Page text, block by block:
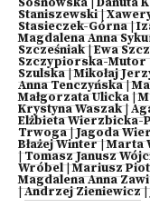
Sosnowska|Danuta
Staniszewski|
Stasieczek-Górna|
Magdalena Anna
Szcześniak|Ewa
Szczypiorska-Mutor
Szulska|Mikołaj
Anna Tenczyńska|
Małgorzata Ulicka|
Krystyna Waszak|
Elżbieta Wierzbicka-
Trwoga|Jagoda
Błażej Winter|Marta
|Tomasz Janusz
Wróbel|Mariusz
Magdalena Anna
|Andrzej Zieniewicz|